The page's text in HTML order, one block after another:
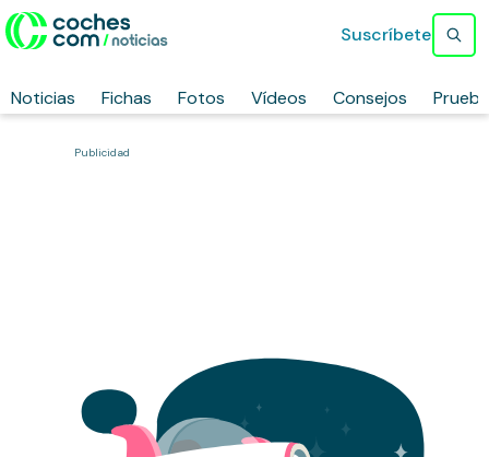
Noticias Fichas Fotos Vídeos Consejos
Suscríbete
Publicidad